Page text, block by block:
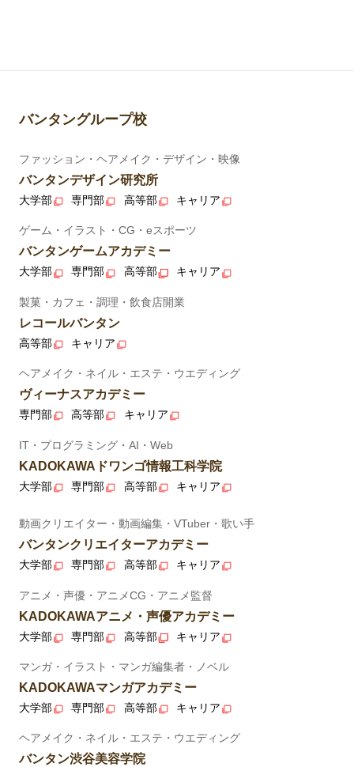
バンタングループ校
ファッション・ヘアメイク・デザイン・映像
バンタンデザイン研究所
大学部 専門部 高等部 キャリア
ゲーム・イラスト・CG・eスポーツ
バンタンゲームアカデミー
大学部 専門部 高等部 キャリア
製菓・カフェ・調理・飲食店開業
レコールバンタン
高等部 キャリア
ヘアメイク・ネイル・エステ・ウエディング
ヴィーナスアカデミー
専門部 高等部 キャリア
IT・プログラミング・AI・Web
KADOKAWAドワンゴ情報工科学院
大学部 専門部 高等部 キャリア
動画クリエイター・動画編集・VTuber・歌い手
バンタンクリエイターアカデミー
大学部 専門部 高等部 キャリア
アニメ・声優・アニメCG・アニメ監督
KADOKAWAアニメ・声優アカデミー
大学部 専門部 高等部 キャリア
マンガ・イラスト・マンガ編集者・ノベル
KADOKAWAマンガアカデミー
大学部 専門部 高等部 キャリア
ヘアメイク・ネイル・エステ・ウエディング
バンタン渋谷美容学院